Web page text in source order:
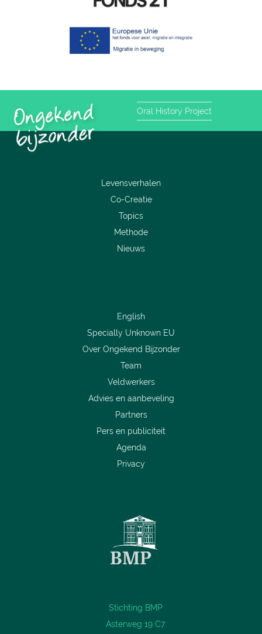
Oral History Project
Levensverhalen
Co-Creatie
Topics
Methode
Nieuws
English
Specially Unknown EU
Over Ongekend Bijzonder
Team
Veldwerkers
Advies en aanbeveling
Partners
Pers en publiciteit
Agenda
Privacy
Stichting BMP
Asterweg 19 C7